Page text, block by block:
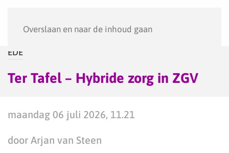
Overslaan en naar de inhoud gaan
EDE
Ter Tafel – Hybride zorg in ZGV
maandag 06 juli 2026, 11.21
door Arjan van Steen